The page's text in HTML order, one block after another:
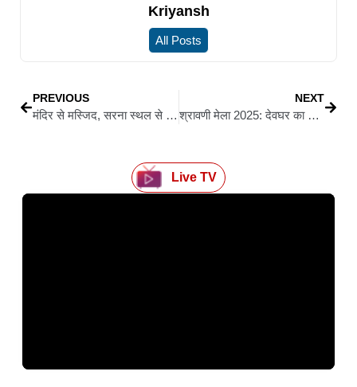
Kriyansh
All Posts
PREVIOUS
मंदिर से मस्जिद, सरना स्थल से गिरिजाघर तक गूंज रही है सिर्फ एक ही पुकार — गुरुजी जल्दी ठीक हों
NEXT
श्रावणी मेला 2025: देवघर का ट्रैफिक प्लान जारी, कई इलाके नो-इंट्री और वन-वे जोन घोषित
Live TV